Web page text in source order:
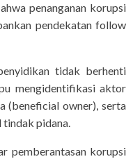
penanganan korupsi
pendekatan follow
tidak berhenti
mengidentifikasi aktor
(beneficial owner), serta
tindak pidana.
pemberantasan korupsi